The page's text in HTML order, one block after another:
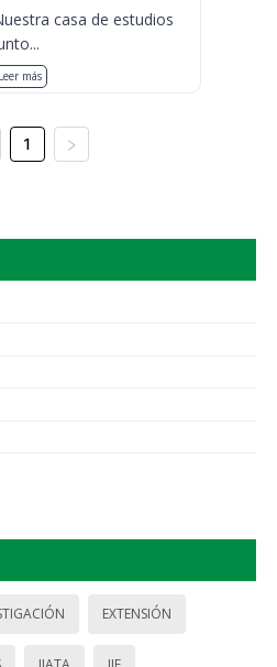
casa de estudios
Leer más
1
EXTENSIÓN